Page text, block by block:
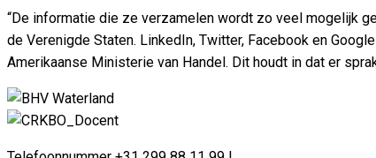
“De informatie die ze verzamelen wordt zo veel mogelijk
de Verenigde Staten. LinkedIn, Twitter, Facebook en
Amerikaanse Ministerie van Handel. Dit houdt in dat er